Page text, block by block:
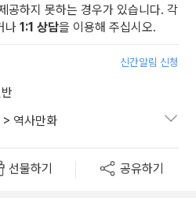
공하지 못하는 경우가 있습니다. 각
나 1:1 상담을 이용해 주십시오.
신간알림 신청
> 역사만화
선물하기 공유하기